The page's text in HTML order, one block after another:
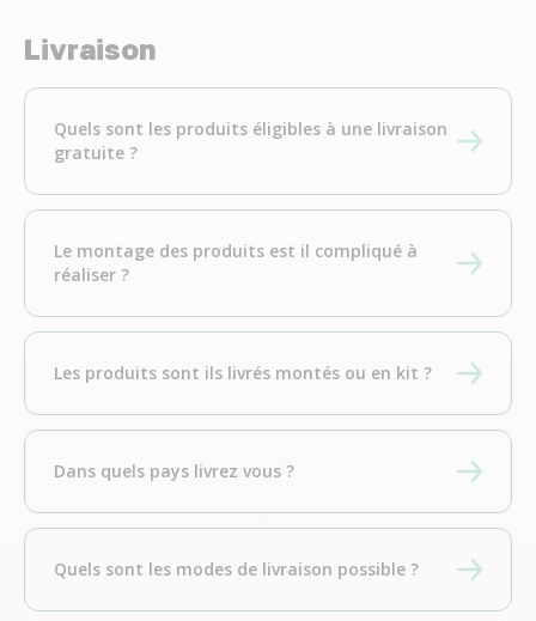
Livraison
Quels sont les produits éligibles à une livraison
gratuite ?
Le montage des produits est il compliqué à
réaliser ?
Les produits sont ils livrés montés ou en kit ?
Dans quels pays livrez vous ?
Quels sont les modes de livraison possible ?